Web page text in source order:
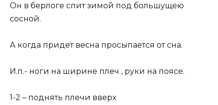
Он в берлоге спит зимой под большущею
сосной.
А когда придет весна просыпается от сна.
И.п.- ноги на ширине плеч , руки на поясе.
1-2 – поднять плечи вверх